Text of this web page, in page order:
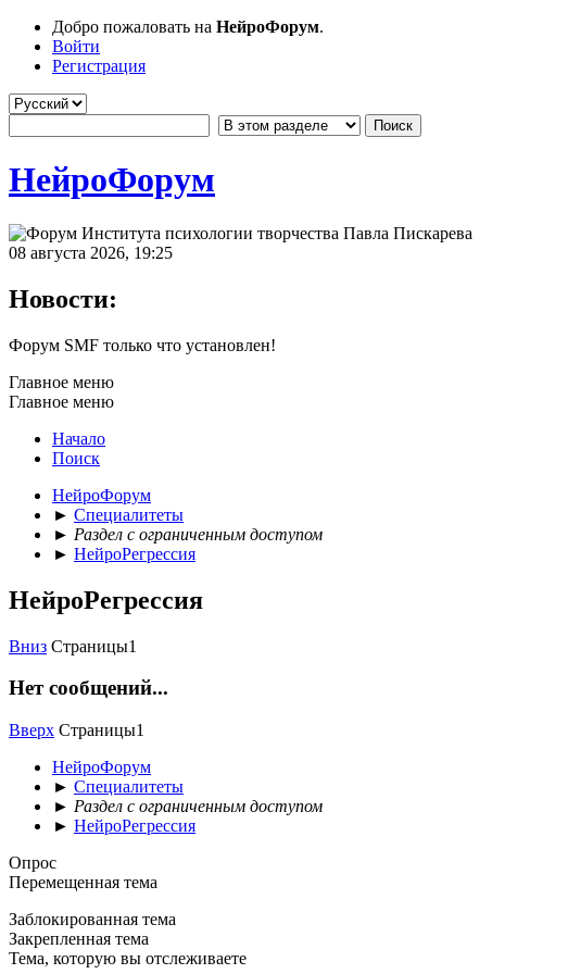
Добро пожаловать на НейроФорум.
Войти
Регистрация
НейроФорум
08 августа 2026, 19:25
Новости:
Форум SMF только что установлен!
Главное меню
Главное меню
Начало
Поиск
НейроФорум
► Специалитеты
► Раздел с ограниченным доступом
► НейроРегрессия
НейроРегрессия
Вниз Страницы1
Нет сообщений...
Вверх Страницы1
НейроФорум
► Специалитеты
► Раздел с ограниченным доступом
► НейроРегрессия
Опрос
Перемещенная тема
Заблокированная тема
Закрепленная тема
Тема, которую вы отслеживаете